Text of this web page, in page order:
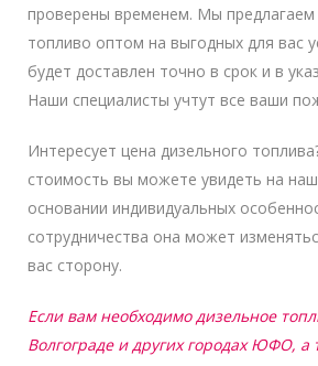
проверены временем. Мы предлагаем
топливо оптом на выгодных для вас
будет доставлен точно в срок и в
Наши специалисты учтут все ваши
Интересует цена дизельного
стоимость вы можете увидеть на
основании индивидуальных
сотрудничества она может
вас сторону.
Если вам необходимо дизельное
Волгограде и других городах ЮФО,